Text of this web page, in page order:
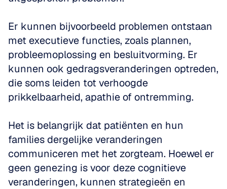
Er kunnen bijvoorbeeld problemen ontstaan
met executieve functies, zoals plannen,
probleemoplossing en besluitvorming. Er
kunnen ook gedragsveranderingen optreden,
die soms leiden tot verhoogde
prikkelbaarheid, apathie of ontremming.
Het is belangrijk dat patiënten en hun
families dergelijke veranderingen
communiceren met het zorgteam. Hoewel er
geen genezing is voor deze cognitieve
veranderingen, kunnen strategieën en